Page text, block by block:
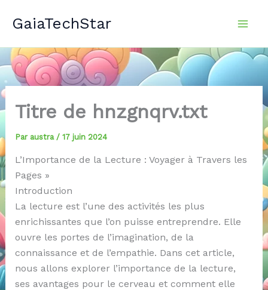
GaiaTechStar
Titre de hnzgnqrv.txt
Par austra / 17 juin 2024
L’Importance de la Lecture : Voyager à Travers les
Pages »
Introduction
La lecture est l’une des activités les plus
enrichissantes que l’on puisse entreprendre. Elle
ouvre les portes de l’imagination, de la
connaissance et de l’empathie. Dans cet article,
nous allons explorer l’importance de la lecture,
ses avantages pour le cerveau et comment elle